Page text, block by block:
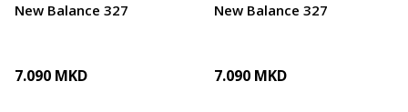
New Balance 327
7.090 MKD
New Balance 327
7.090 MKD